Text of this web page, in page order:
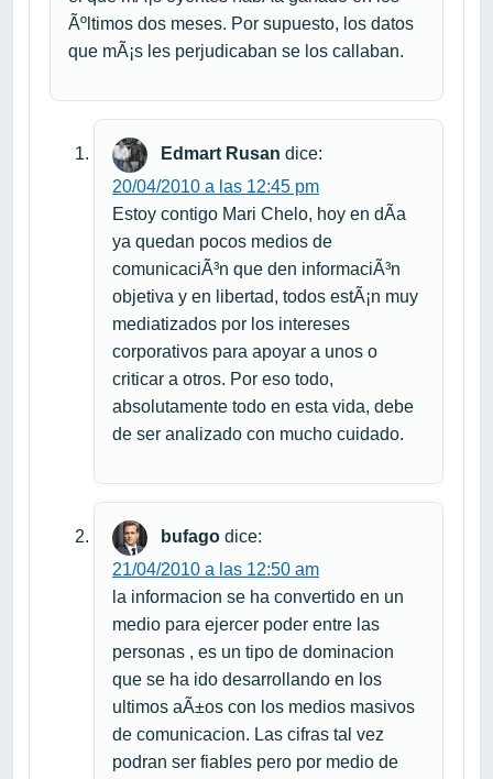
Ãºltimos dos meses. Por supuesto, los datos
que mÃ¡s les perjudicaban se los callaban.
Edmart Rusan dice:
20/04/2010 a las 12:45 pm
Estoy contigo Mari Chelo, hoy en dÃ­a
ya quedan pocos medios de
comunicaciÃ³n que den informaciÃ³n
objetiva y en libertad, todos estÃ¡n muy
mediatizados por los intereses
corporativos para apoyar a unos o
criticar a otros. Por eso todo,
absolutamente todo en esta vida, debe
de ser analizado con mucho cuidado.
bufago dice:
21/04/2010 a las 12:50 am
la informacion se ha convertido en un
medio para ejercer poder entre las
personas , es un tipo de dominacion
que se ha ido desarrollando en los
ultimos aÃ±os con los medios masivos
de comunicacion. Las cifras tal vez
podran ser fiables pero por medio de